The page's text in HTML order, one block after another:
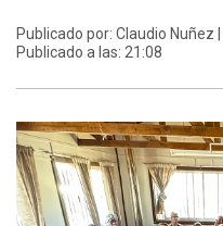
Publicado por: Claudio Nuñez |
Publicado a las: 21:08